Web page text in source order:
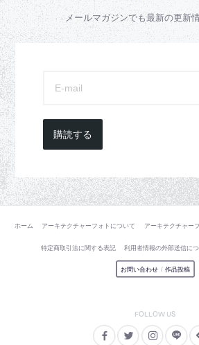
メールマガジンでも最新の更新
購読する
ホーム アーキテクチャーフォトについて アーキテクチャー
特定商取引法に関する表記 利用者情報の外部送信に
お問い合わせ / 作品投稿